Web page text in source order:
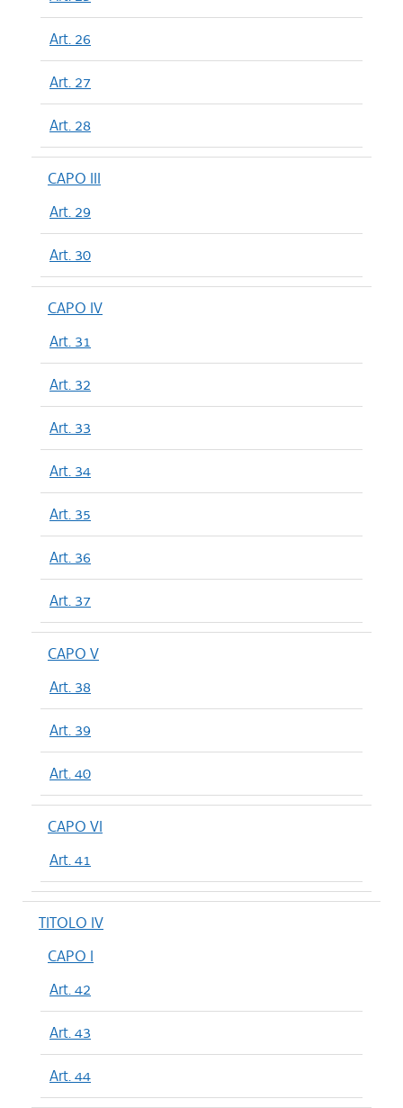
Art. 26
Art. 27
Art. 28
CAPO III
Art. 29
Art. 30
CAPO IV
Art. 31
Art. 32
Art. 33
Art. 34
Art. 35
Art. 36
Art. 37
CAPO V
Art. 38
Art. 39
Art. 40
CAPO VI
Art. 41
TITOLO IV
CAPO I
Art. 42
Art. 43
Art. 44